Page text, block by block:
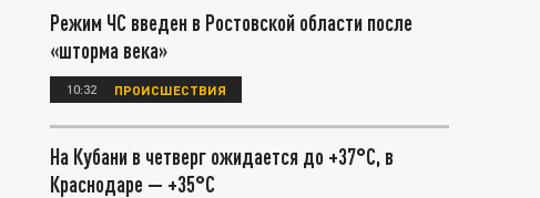
Режим ЧС введен в Ростовской области после
«шторма века»
10:32 ПРОИСШЕСТВИЯ
На Кубани в четверг ожидается до +37°С, в
Краснодаре — +35°С